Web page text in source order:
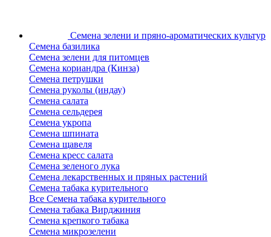
Семена зелени и пряно-ароматических культур
Семена базилика
Семена зелени для питомцев
Семена кориандра (Кинза)
Семена петрушки
Семена руколы (индау)
Семена салата
Семена сельдерея
Семена укропа
Семена шпината
Семена щавеля
Семена кресс салата
Семена зеленого лука
Семена лекарственных и пряных растений
Семена табака курительного
Все Семена табака курительного
Семена табака Вирджиния
Семена крепкого табака
Семена микрозелени